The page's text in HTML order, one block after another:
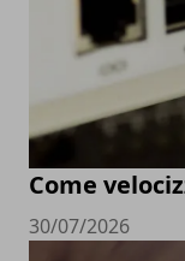
Come
30/07/2026